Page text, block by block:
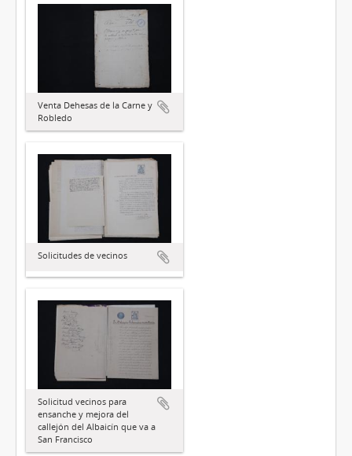
Venta Dehesas de la Carne y
Robledo
Solicitudes de vecinos
Solicitud vecinos para
ensanche y mejora del
callejón del Albaicín que va a
San Francisco